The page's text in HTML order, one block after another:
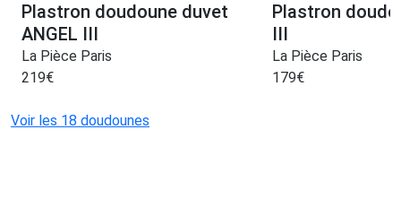
Plastron doudoune duvet
ANGEL III
La Pièce Paris
219€
Plastron
III
La Pièce Paris
179€
Voir les 18 doudounes